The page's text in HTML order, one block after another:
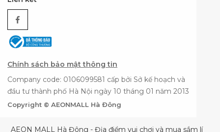
Chính sách bảo mật thông tin
Company code: 0106099581 cấp bởi Sở kế hoạch và
đầu tư thành phố Hà Nội ngày 10 tháng 01 năm 2013
Copyright © AEONMALL Hà Đông
AEON MALL Hà Đông - Địa điểm vui chơi và mua sắm lí